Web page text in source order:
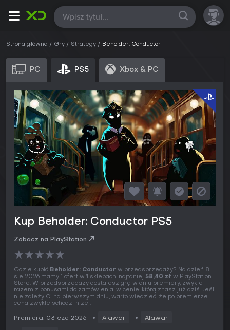
Wszystkie
Strona główna Gry Strategy Beholder: Conductor
PC PS5 Xbox & PC
Kup Beholder: Conductor PS5
Zobacz na PlayStation
★★★★★
Gdzie kupić Beholder: Conductor w przedsprzedaży? Na dzień 8
sie 2026 mamy 1 ofert w 1 sklepach, najtaniej 58,40 zł w PlayStation
Store. W przedsprzedaży dostajesz grę w dniu premiery, zwykle
razem z bonusami do zamówienia, w cenie, którą znasz już dziś. Jeśli
nie zależy Ci na pierwszym dniu, warto wiedzieć, że po premierze
cena zwykle schodzi niżej.
Premiera: 03 cze 2026 Alawar Alawar